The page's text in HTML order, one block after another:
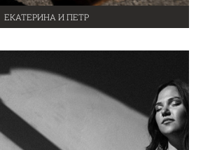
ЕКАТЕРИНА И ПЕТР